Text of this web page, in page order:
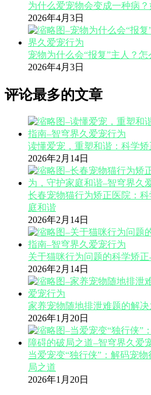
为什么爱宠物会变成一种病
2026年4月3日
宠物为什么会“报复”主人？怎
2026年4月3日
评论最多的文章
读懂爱宠，重塑和谐：科学
2026年2月14日
长春宠物猫行为矫正医院：
庭和谐
2026年2月14日
关于猫咪行为问题的科学矫
2026年2月14日
家养宠物随地排泄难题的解决
2026年1月20日
当爱宠变“独行侠”：解码宠
局之道
2026年1月20日